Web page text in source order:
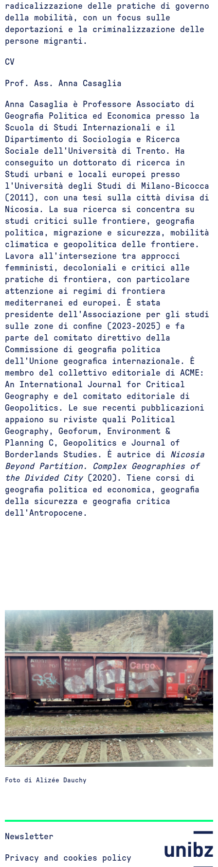
radicalizzazione delle pratiche di governo
della mobilità, con un focus sulle
deportazioni e la criminalizzazione delle
persone migranti.
CV
Prof. Ass. Anna Casaglia
Anna Casaglia è Professore Associato di
Geografia Politica ed Economica presso la
Scuola di Studi Internazionali e il
Dipartimento di Sociologia e Ricerca
Sociale dell'Università di Trento. Ha
conseguito un dottorato di ricerca in
Studi urbani e locali europei presso
l'Università degli Studi di Milano-Bicocca
(2011), con una tesi sulla città divisa di
Nicosia. La sua ricerca si concentra su
studi critici sulle frontiere, geografia
politica, migrazione e sicurezza, mobilità
climatica e geopolitica delle frontiere.
Lavora all'intersezione tra approcci
femministi, decoloniali e critici alle
pratiche di frontiera, con particolare
attenzione ai regimi di frontiera
mediterranei ed europei. È stata
presidente dell'Associazione per gli studi
sulle zone di confine (2023-2025) e fa
parte del comitato direttivo della
Commissione di geografia politica
dell'Unione geografica internazionale. È
membro del collettivo editoriale di ACME:
An International Journal for Critical
Geography e del comitato editoriale di
Geopolitics. Le sue recenti pubblicazioni
appaiono su riviste quali Political
Geography, Geoforum, Environment &
Planning C, Geopolitics e Journal of
Borderlands Studies. È autrice di Nicosia
Beyond Partition. Complex Geographies of
the Divided City(2020). Tiene corsi di
geografia politica ed economica, geografia
della sicurezza e geografia critica
dell'Antropocene.
Foto di Alizée Dauchy
Newsletter
Privacy and cookies policy